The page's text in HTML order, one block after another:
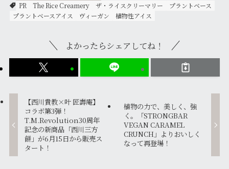
PR
The Rice Creamery ザ・ライスクリーマリー
プラントベース
プラントベースアイス
ヴィーガン 植物性アイス
よかったらシェアしてね！
【西川貴教×叶 匠壽庵】
コラボ第3弾！
T.M.Revolution30周年
記念の新商品「西川三方
餅」が6月15日から販売ス
タート！
植物の力で、美しく、強
く。「STRONGBAR
VEGAN CARAMEL
CRUNCH」よりおいしく
なって再登場！